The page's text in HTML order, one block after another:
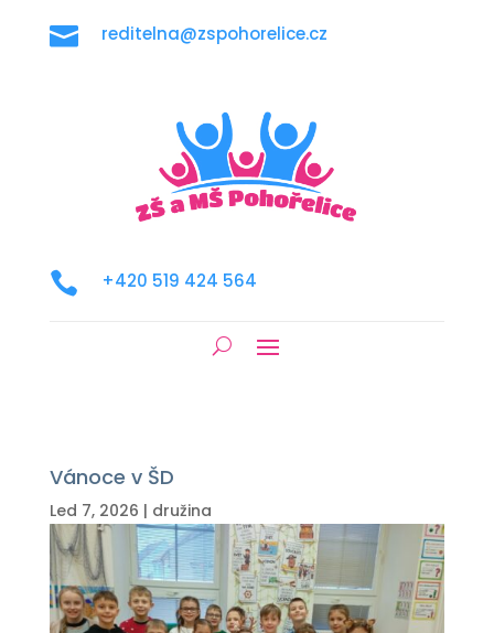
 reditelna@zspohorelice.cz
 +420 519 424 564
Vánoce v ŠD
Led 7, 2026 | družina